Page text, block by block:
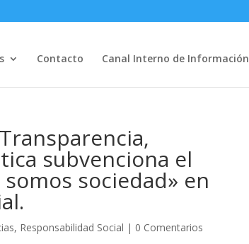
Contacto Canal Interno de Información
subvenciona el
sociedad» en
, Responsabilidad Social | 0 Comentarios